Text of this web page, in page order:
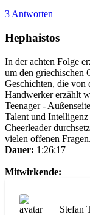
3 Antworten
Hephaistos
In der achten Folge
um den griechischen
Geschichten, die von
Handwerker erzählt
Teenager -
Talent und
Cheerleader
vielen offenen
Dauer: 1:26:17
Mitwirkende:
Stefan